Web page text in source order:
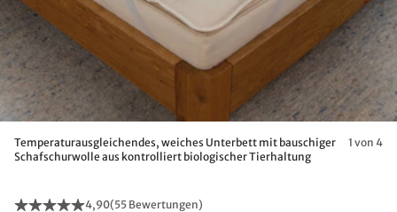
Temperaturausgleichendes, weiches Unterbett mit bauschiger
Schafschurwolle aus kontrolliert biologischer Tierhaltung
1 von 4
4,90(55 Bewertungen)